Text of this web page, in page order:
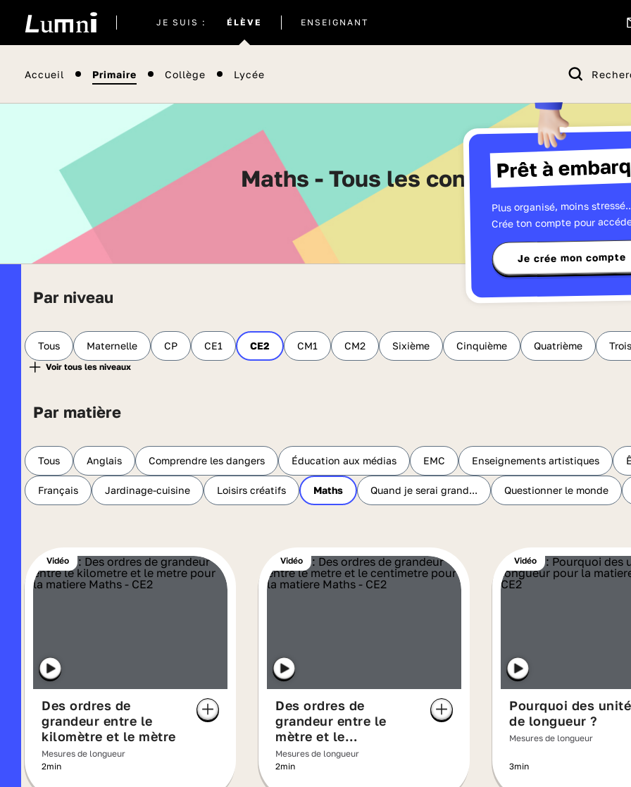
JE SUIS : ÉLÈVE
actuel
ENSEIGNANT
Accueil Primaire Collège Lycée
Prêt à
Plus organisé, moins
Crée ton compte pour
Je crée mon compte
Maths - Tous les contenus de CE2
Par niveau
Tous Maternelle CP CE1 CE2 CM1 CM2 Sixième Cinquième Quatrième
Par matière
Tous Anglais Comprendre les dangers Éducation aux médias EMC Enseignements artistiques
Français Jardinage-cuisine Loisirs créatifs Maths Quand je serai grand... Questionner le monde
Vidéo
Des ordres de
grandeur entre le
kilomètre et le mètre
Mesures de longueur
2min
Vidéo
Des ordres de
grandeur entre le
mètre et le
centimètre
Mesures de longueur
2min
Vidéo
Pourquoi des
de longueur ?
Mesures de longueur
3min